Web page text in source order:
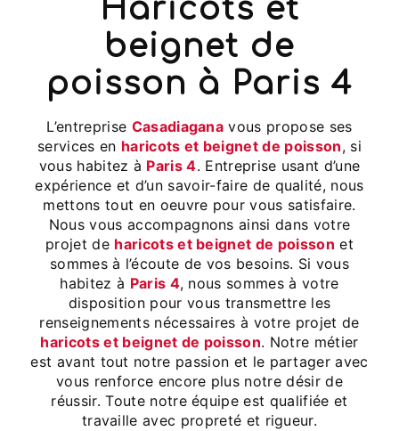
haricots et
beignet de
poisson à Paris 4
L’entreprise Casadiagana vous propose ses
services en haricots et beignet de poisson, si
vous habitez à Paris 4. Entreprise usant d’une
expérience et d’un savoir-faire de qualité, nous
mettons tout en oeuvre pour vous satisfaire.
Nous vous accompagnons ainsi dans votre
projet de haricots et beignet de poisson et
sommes à l’écoute de vos besoins. Si vous
habitez à Paris 4, nous sommes à votre
disposition pour vous transmettre les
renseignements nécessaires à votre projet de
haricots et beignet de poisson. Notre métier
est avant tout notre passion et le partager avec
vous renforce encore plus notre désir de
réussir. Toute notre équipe est qualifiée et
travaille avec propreté et rigueur.